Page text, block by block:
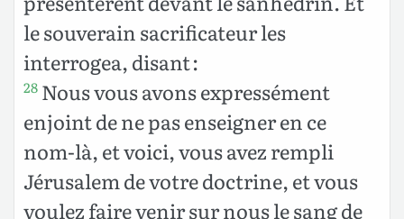
le souverain sacrificateur les
interrogea, disant :
28 Nous vous avons expressément
enjoint de ne pas enseigner en ce
nom-là, et voici, vous avez rempli
Jérusalem de votre doctrine, et vous
voulez faire venir sur nous le sang de